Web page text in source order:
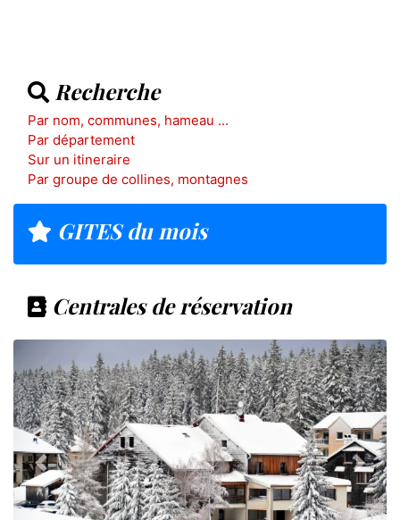
Recherche
Par nom, communes, hameau ...
Par département
Sur un itineraire
Par groupe de collines, montagnes
GITES du mois
Centrales de réservation